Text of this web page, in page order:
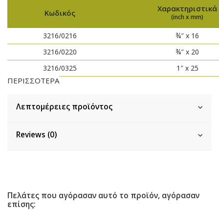
Κωδικός Χαρακτηριστικά
(inch x mm)
3216/0216
¾″ x 16
3216/0220
¾″ x 20
3216/0325
1″ x 25
ΠΕΡΙΣΣΟΤΕΡΑ
Λεπτομέρειες προϊόντος
Reviews (0)
Πελάτες που αγόρασαν αυτό το προϊόν, αγόρασαν
επίσης: